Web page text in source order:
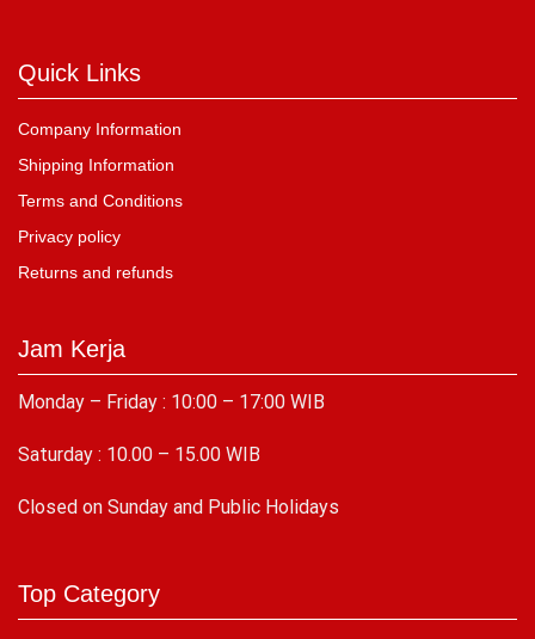
Quick Links
Company Information
Shipping Information
Terms and Conditions
Privacy policy
Returns and refunds
Jam Kerja
Monday – Friday : 10:00 – 17:00 WIB
Saturday : 10.00 – 15.00 WIB
Closed on Sunday and Public Holidays
Top Category